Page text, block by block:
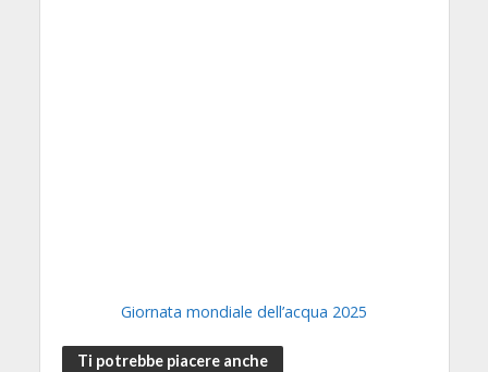
Giornata mondiale dell’acqua 2025
Ti potrebbe piacere anche